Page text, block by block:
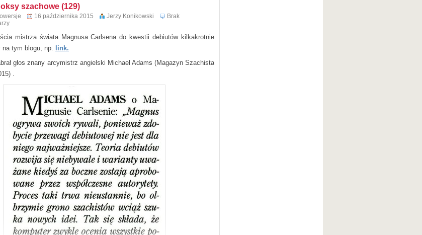
szachowe (129)
16 października 2015 Jerzy Konikowski
Brak
mistrza świata Magnusa Carlsena do kwestii debiutów kilkakrotnie
tym blogu, np.
link.
głos znany arcymistrz angielski Michael Adams (Magazyn Szachista
.